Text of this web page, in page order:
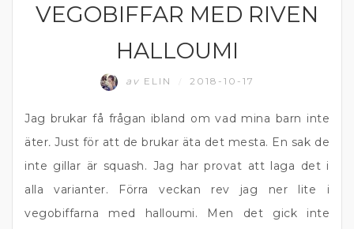
VEGETARISK MIDDAG
VEGOBIFFAR MED RIVEN
HALLOUMI
av ELIN 2018-10-17
Jag brukar få frågan ibland om vad mina barn inte
äter.Just för att de brukar äta det mesta. En sak de
inte gillar är squash. Jag har provat att laga det i
alla varianter. Förra veckan rev jag ner lite i
vegobiffarna med halloumi. Men det gick inte